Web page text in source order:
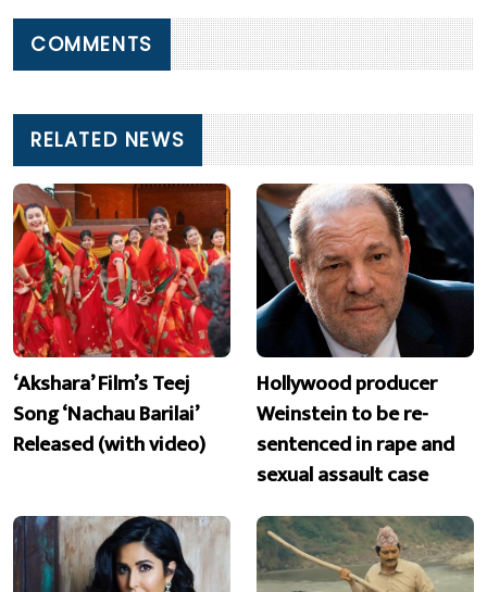
COMMENTS
RELATED NEWS
‘Akshara’ Film’s Teej
Song ‘Nachau Barilai’
Released (with video)
Hollywood producer
Weinstein to be re-
sentenced in rape and
sexual assault case